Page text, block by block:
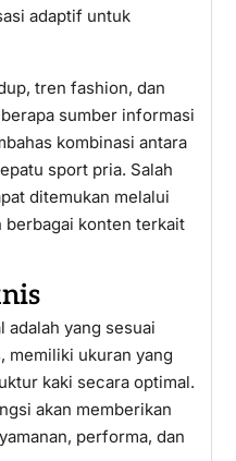
adaptif untuk
tren fashion, dan
sumber informasi
kombinasi antara
sport pria. Salah
ditemukan melalui
konten terkait
adalah yang sesuai
memiliki ukuran yang
kaki secara optimal.
akan memberikan
performa, dan